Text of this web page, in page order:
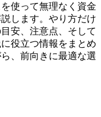
使って無理なく資金
します。やり方だけ
安、注意点、そして
役立つ情報をまとめ
、前向きに最適な選